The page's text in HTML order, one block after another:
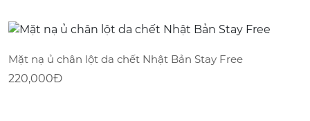
Mặt nạ ủ chân lột da chết Nhật Bản Stay Free
220,000Đ